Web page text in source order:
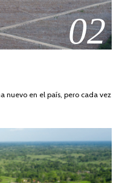
02
nuevo en el país, pero cada vez